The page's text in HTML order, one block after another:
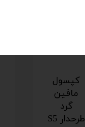
کپسول
مافین
گرد
طرحدار S5